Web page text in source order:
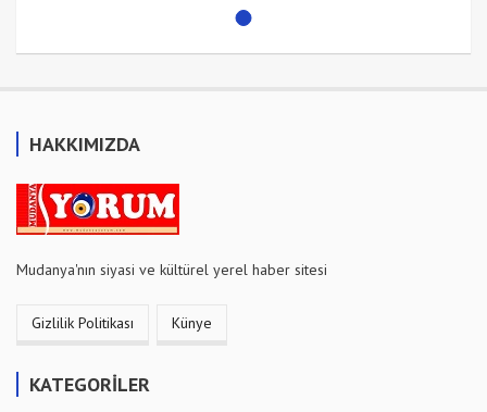
HAKKIMIZDA
Mudanya'nın siyasi ve kültürel yerel haber sitesi
Gizlilik Politikası Künye
KATEGORİLER